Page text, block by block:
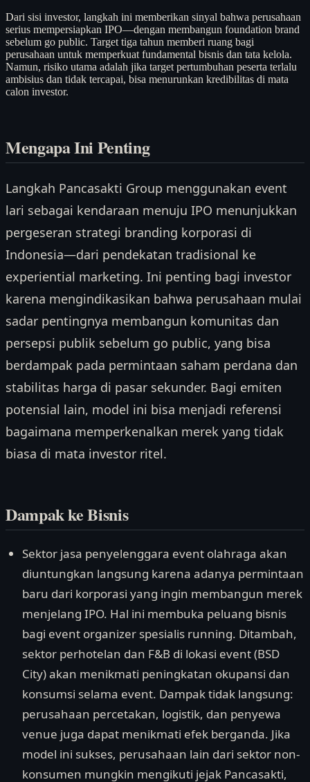
Dari sisi investor, langkah ini memberikan sinyal bahwa perusahaan
serius mempersiapkan IPO—dengan membangun foundation brand
sebelum go public. Target tiga tahun memberi ruang bagi
perusahaan untuk memperkuat fundamental bisnis dan tata kelola.
Namun, risiko utama adalah jika target pertumbuhan peserta terlalu
ambisius dan tidak tercapai, bisa menurunkan kredibilitas di mata
calon investor.
Mengapa Ini Penting
Langkah Pancasakti Group menggunakan event
lari sebagai kendaraan menuju IPO menunjukkan
pergeseran strategi branding korporasi di
Indonesia—dari pendekatan tradisional ke
experiential marketing. Ini penting bagi investor
karena mengindikasikan bahwa perusahaan mulai
sadar pentingnya membangun komunitas dan
persepsi publik sebelum go public, yang bisa
berdampak pada permintaan saham perdana dan
stabilitas harga di pasar sekunder. Bagi emiten
potensial lain, model ini bisa menjadi referensi
bagaimana memperkenalkan merek yang tidak
biasa di mata investor ritel.
Dampak ke Bisnis
Sektor jasa penyelenggara event olahraga akan
diuntungkan langsung karena adanya permintaan
baru dari korporasi yang ingin membangun merek
menjelang IPO. Hal ini membuka peluang bisnis
bagi event organizer spesialis running. Ditambah,
sektor perhotelan dan F&B di lokasi event (BSD
City) akan menikmati peningkatan okupansi dan
konsumsi selama event. Dampak tidak langsung:
perusahaan percetakan, logistik, dan penyewa
venue juga dapat menikmati efek berganda. Jika
model ini sukses, perusahaan lain dari sektor non-
konsumen mungkin mengikuti jejak Pancasakti,